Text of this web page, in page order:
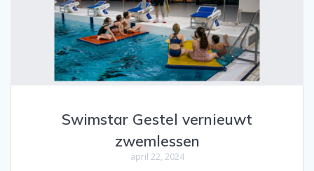
Swimstar Gestel vernieuwt
zwemlessen
april 22, 2024